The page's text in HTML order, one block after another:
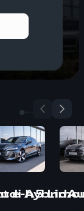
e-hybrid
A5